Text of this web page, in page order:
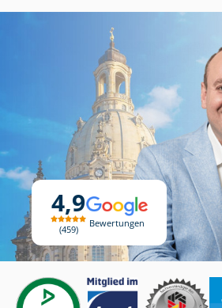
4,9
459
Bewertungen